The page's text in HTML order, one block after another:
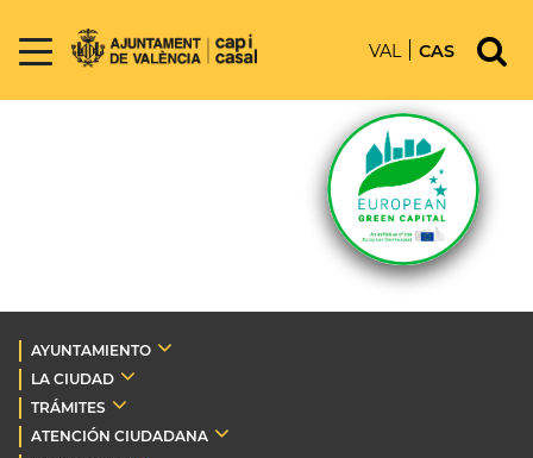
VAL CAS
AYUNTAMIENTO
LA CIUDAD
TRÁMITES
ATENCIÓN CIUDADANA